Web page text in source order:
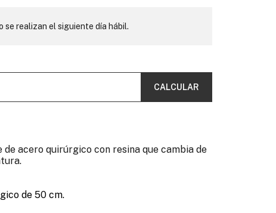
se realizan el siguiente día hábil.
CALCULAR
de acero quirúrgico con resina que cambia de
de 50 cm.